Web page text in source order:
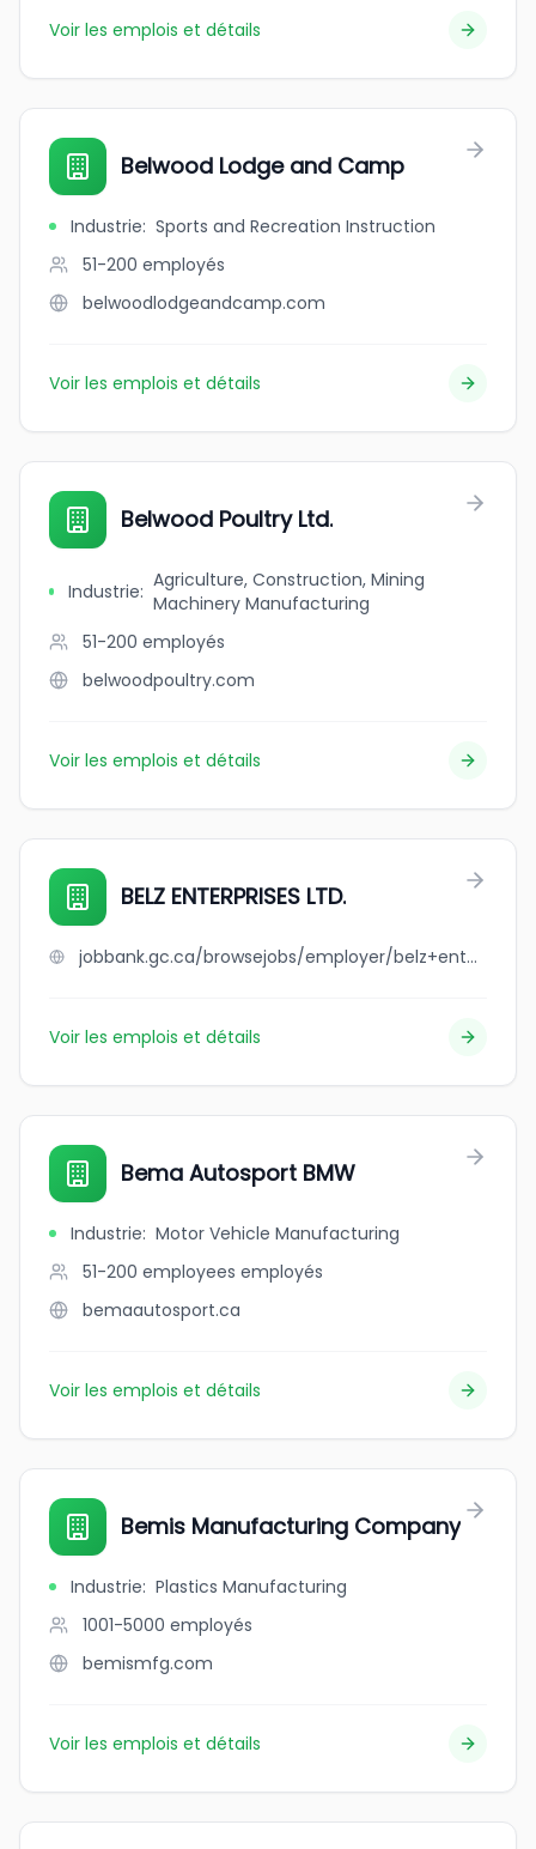
Voir les emplois et détails
Belwood Lodge and Camp
Industrie: Sports and Recreation Instruction
51-200 employés
belwoodlodgeandcamp.com
Voir les emplois et détails
Belwood Poultry Ltd.
Industrie: Agriculture, Construction, Mining
Machinery Manufacturing
51-200 employés
belwoodpoultry.com
Voir les emplois et détails
BELZ ENTERPRISES LTD.
jobbank.gc.ca/browsejobs/employer/belz+enterprises+ltd./ca
Voir les emplois et détails
Bema Autosport BMW
Industrie: Motor Vehicle Manufacturing
51-200 employees employés
bemaautosport.ca
Voir les emplois et détails
Bemis Manufacturing Company
Industrie: Plastics Manufacturing
1001-5000 employés
bemismfg.com
Voir les emplois et détails